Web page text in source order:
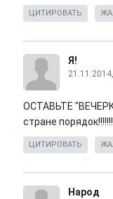
ЦИТИРОВАТЬ
Я!
ОСТАВЬТЕ
стране порядок!!!!!!!
ЦИТИРОВАТЬ
Народ